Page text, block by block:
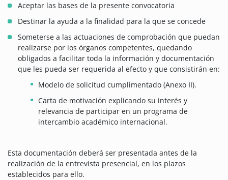
Aceptar las bases de la presente convocatoria
Destinar la ayuda a la finalidad para la que se concede
Someterse a las actuaciones de comprobación que puedan
realizarse por los órganos competentes, quedando
obligados a facilitar toda la información y documentación
que les pueda ser requerida al efecto y que consistirán en:
Modelo de solicitud cumplimentado (Anexo II).
Carta de motivación explicando su interés y
relevancia de participar en un programa de
intercambio académico internacional.
Esta documentación deberá ser presentada antes de la
realización de la entrevista presencial, en los plazos
establecidos para ello.